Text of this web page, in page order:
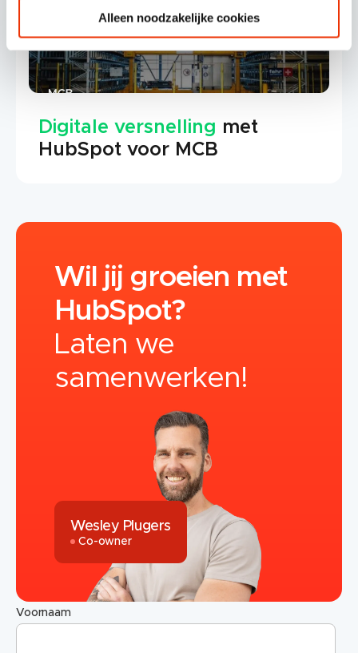
Alleen noodzakelijke cookies
Digitale versnelling met
HubSpot voor MCB
Wil jij groeien met
HubSpot?
Laten we
samenwerken!
Wesley Plugers
Co-owner
Voornaam